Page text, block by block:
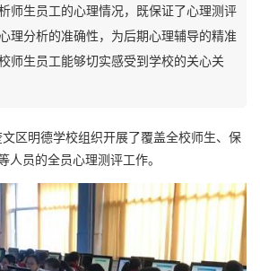
师生员工的心理情况，既保证了心理测评
理分析的准确性，为后期心理辅导的精准
师生员工能够切实感受到学校的关心关
区明德学校组织开展了覆盖全校师生、保
人员的全员心理测评工作。